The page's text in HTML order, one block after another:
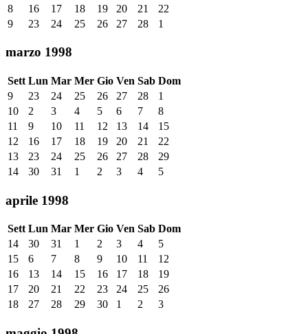
8
16 17 18 19 20 21
22
9
23 24 25 26 27 28 1
marzo 1998
Sett Lun Mar Mer Gio Ven Sab Dom
9
23 24 25 26 27 28
1
10
2 3 4 5 6 7
8
11
9 10 11 12 13 14
15
12
16 17 18 19 20 21
22
13
23 24 25 26 27 28
29
14
30 31 1 2 3 4 5
aprile 1998
Sett Lun Mar Mer Gio Ven Sab Dom
14
30 31 1 2 3 4
5
15
6 7 8 9 10 11
12
16
13 14 15 16 17 18
19
17
20 21 22 23 24 25
26
18
27 28 29 30 1 2 3